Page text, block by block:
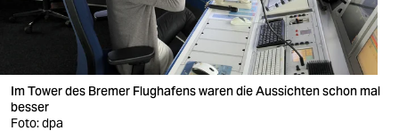
verlag
veranstaltungen
shop
Im Tower des Bremer Flughafens waren die Aussichten schon mal
besser
Foto: dpa